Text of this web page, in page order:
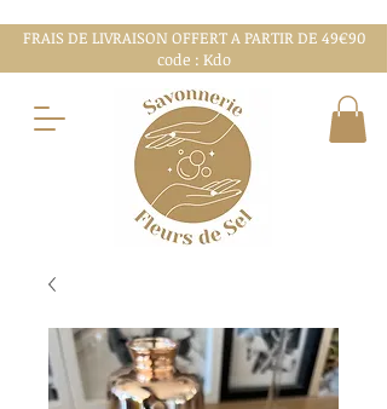
FRAIS DE LIVRAISON OFFERT A PARTIR DE 49€90
code : Kdo